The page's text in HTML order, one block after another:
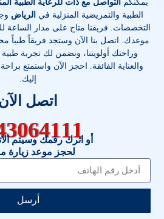
يمكنكم التواصل مع ذات للرعاية الطبية
الطبية والتمريضية المنزلية في الرياض
التخصصات . فريقنا متاح على مدار
موعدك. اتصل بنا الآن وستجد فريقاً طبياً
وراحتك أولويتنا، ونضمن لك تجربة طبية
والعناية الفائقة. احجز الآن واستمتع
إليك.
اتصل
أو اترك رقمك وسيتم
لحجز موعد زيارة
أرسل